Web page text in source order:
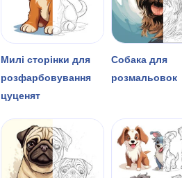
Милі сторінки для
розфарбовування
цуценят
Собака для
розмальовок